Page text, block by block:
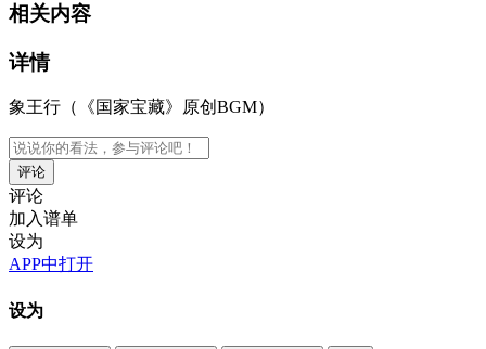
相关内容
详情
象王行（《国家宝藏》原创BGM）
评论
评论
加入谱单
设为
APP中打开
设为